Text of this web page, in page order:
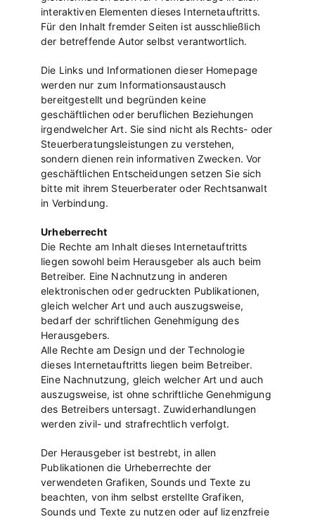
interaktiven Elementen dieses Internetauftritts.
Für den Inhalt fremder Seiten ist ausschließlich
der betreffende Autor selbst verantwortlich.
Die Links und Informationen dieser Homepage
werden nur zum Informationsaustausch
bereitgestellt und begründen keine
geschäftlichen oder beruflichen Beziehungen
irgendwelcher Art. Sie sind nicht als Rechts- oder
Steuerberatungsleistungen zu verstehen,
sondern dienen rein informativen Zwecken. Vor
geschäftlichen Entscheidungen setzen Sie sich
bitte mit ihrem Steuerberater oder Rechtsanwalt
in Verbindung.
Urheberrecht
Die Rechte am Inhalt dieses Internetauftritts
liegen sowohl beim Herausgeber als auch beim
Betreiber. Eine Nachnutzung in anderen
elektronischen oder gedruckten Publikationen,
gleich welcher Art und auch auszugsweise,
bedarf der schriftlichen Genehmigung des
Herausgebers.
Alle Rechte am Design und der Technologie
dieses Internetauftritts liegen beim Betreiber.
Eine Nachnutzung, gleich welcher Art und auch
auszugsweise, ist ohne schriftliche Genehmigung
des Betreibers untersagt. Zuwiderhandlungen
werden zivil- und strafrechtlich verfolgt.
Der Herausgeber ist bestrebt, in allen
Publikationen die Urheberrechte der
verwendeten Grafiken, Sounds und Texte zu
beachten, von ihm selbst erstellte Grafiken,
Sounds und Texte zu nutzen oder auf lizenzfreie